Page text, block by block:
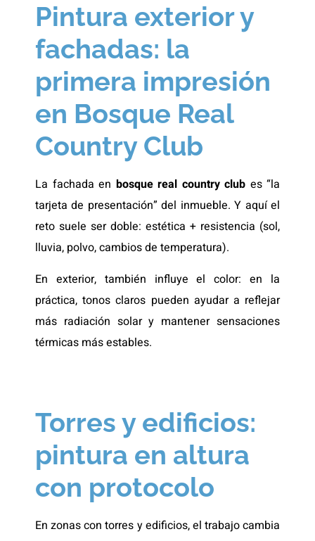
Pintura exterior y
fachadas: la
primera impresión
en Bosque Real
Country Club
La fachada en bosque real country club es “la
tarjeta de presentación” del inmueble. Y aquí el
reto suele ser doble: estética + resistencia (sol,
lluvia, polvo, cambios de temperatura).
En exterior, también influye el color: en la
práctica, tonos claros pueden ayudar a reflejar
más radiación solar y mantener sensaciones
térmicas más estables.
Torres y edificios:
pintura en altura
con protocolo
En zonas con torres y edificios, el trabajo cambia